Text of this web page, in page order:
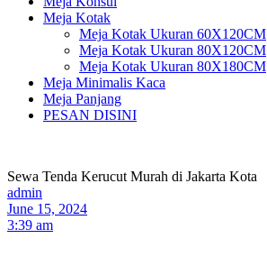
Meja Kotak
Meja Kotak Ukuran 60X120CM
Meja Kotak Ukuran 80X120CM
Meja Kotak Ukuran 80X180CM
Meja Minimalis Kaca
Meja Panjang
PESAN DISINI
Sewa Tenda Kerucut Murah di Jakarta Kota
admin
June 15, 2024
3:39 am